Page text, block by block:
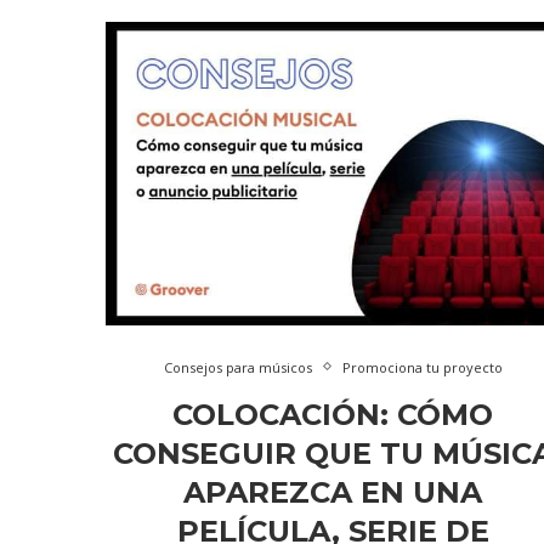
Consejos para músicos Promociona tu proyecto
COLOCACIÓN: CÓMO
CONSEGUIR QUE TU
APAREZCA EN UNA
PELÍCULA, SERIE DE